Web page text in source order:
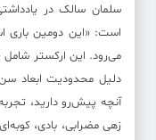
سلمان سالک در
است: «این دومین باری
آنچه پیش‌رو دارید،
زهی مضرابی، بادی،